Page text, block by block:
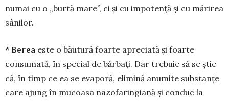
numai cu o „burtă mare”, ci și cu impotență și cu mărirea
sânilor.
* Berea este o băutură foarte apreciată și foarte
consumată, în special de bărbați. Dar trebuie să se știe
că, în timp ce ea se evaporă, elimină anumite substanțe
care ajung în mucoasa nazofaringiană și conduc la